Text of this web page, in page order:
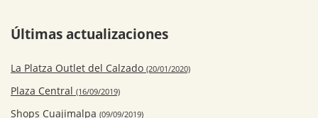
Últimas actualizaciones
La Platza Outlet del Calzado (20/01/2020)
Plaza Central (16/09/2019)
Shops Cuajimalpa (09/09/2019)